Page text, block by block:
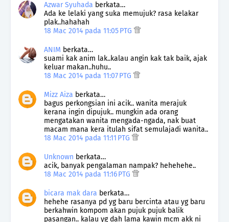
Azwar Syuhada berkata…
Ada ke lelaki yang suka memujuk? rasa kelakar
plak..hahahah
18 Mac 2014 pada 11:05 PTG
ANIM berkata…
suami kak anim lak..kalau angin kak tak baik, ajak
keluar makan..huhu..
18 Mac 2014 pada 11:07 PTG
Mizz Aiza berkata…
bagus perkongsian ini acik.. wanita merajuk
kerana ingin dipujuk.. mungkin ada orang
mengatakan wanita mengada-ngada, nak buat
macam mana kera itulah sifat semulajadi wanita..
18 Mac 2014 pada 11:11 PTG
Unknown berkata…
acik, banyak pengalaman nampak? hehehehe..
18 Mac 2014 pada 11:16 PTG
bicara mak dara berkata…
hehehe rasanya pd yg baru bercinta atau yg baru
berkahwin kompom akan pujuk pujuk balik
pasangan.. kalau yg dah lama kawin mcm akk ni